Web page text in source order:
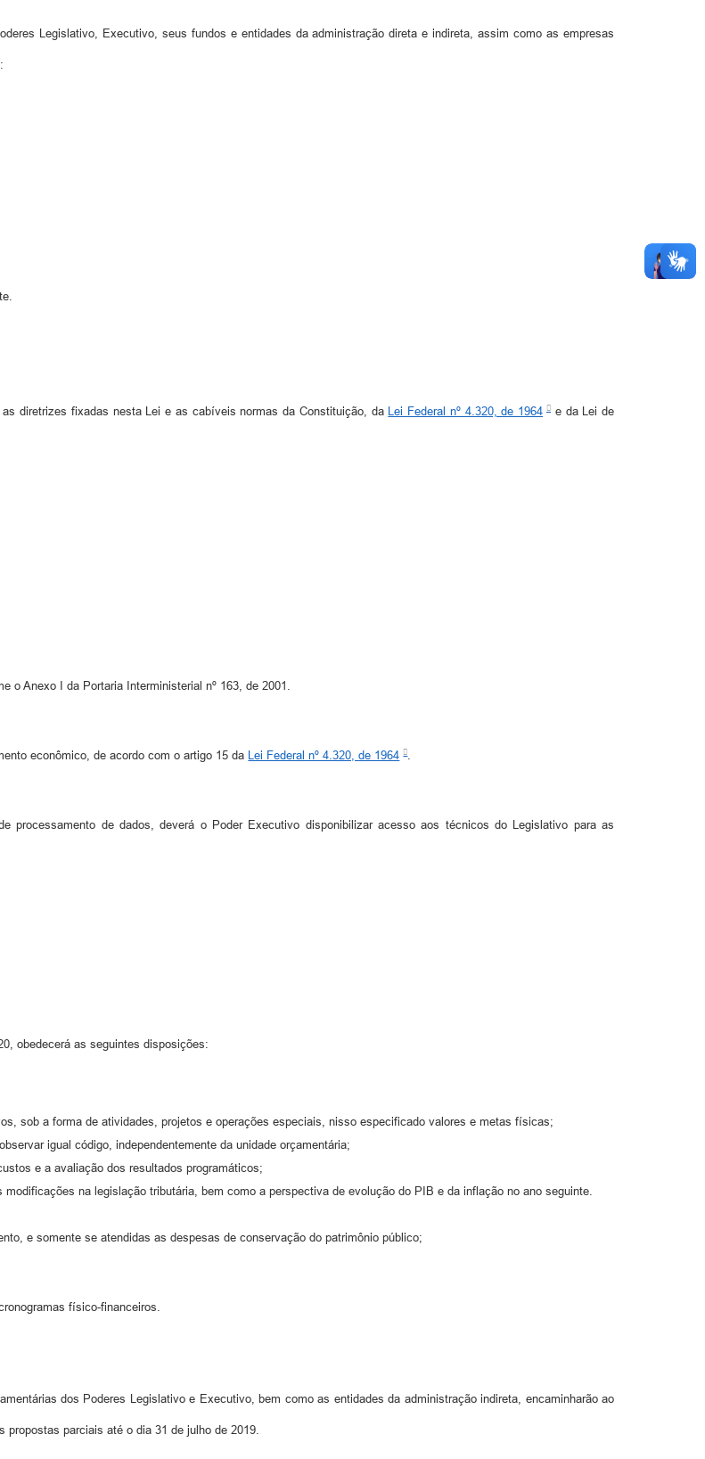
Legislativo, Executivo, seus fundos e entidades da administração direta e indireta, assim como as empresas
diretrizes fixadas nesta Lei e as cabíveis normas da Constituição, da Lei Federal nº 4.320, de 1964 e da Lei de
o Anexo I da Portaria Interministerial nº 163, de 2001.
econômico, de acordo com o artigo 15 da Lei Federal nº 4.320, de 1964 .
processamento de dados, deverá o Poder Executivo disponibilizar acesso aos técnicos do Legislativo para as
obedecerá as seguintes disposições:
sob a forma de atividades, projetos e operações especiais, nisso especificado valores e metas físicas;
igual código, independentemente da unidade orçamentária;
e a avaliação dos resultados programáticos;
na legislação tributária, bem como a perspectiva de evolução do PIB e da inflação no ano seguinte.
e somente se atendidas as despesas de conservação do patrimônio público;
físico-financeiros.
dos Poderes Legislativo e Executivo, bem como as entidades da administração indireta, encaminharão ao
propostas parciais até o dia 31 de julho de 2019.